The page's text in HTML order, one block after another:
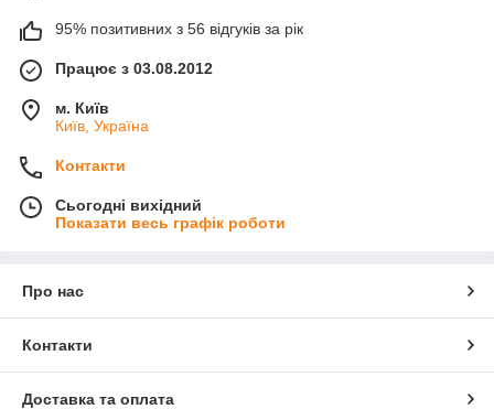
95% позитивних з 56 відгуків за рік
Працює з 03.08.2012
м. Київ
Київ, Україна
Контакти
Сьогодні вихідний
Показати весь графік роботи
Про нас
Контакти
Доставка та оплата